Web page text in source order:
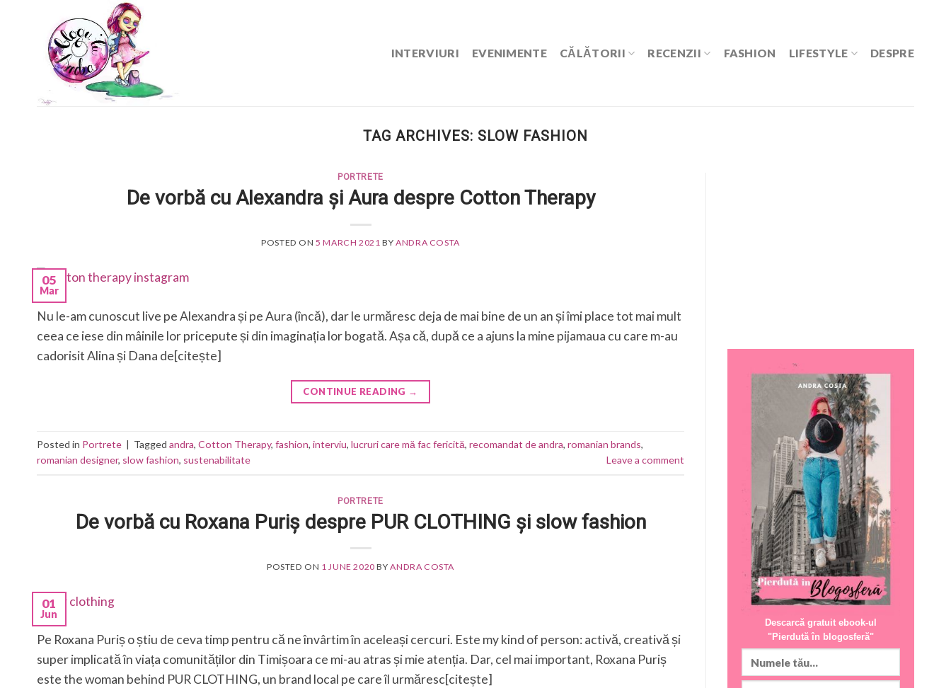
INTERVIURI EVENIMENTE CĂLĂTORII RECENZII FASHION LIFESTYLE DESPRE
TAG ARCHIVES: SLOW FASHION
PORTRETE
De vorbă cu Alexandra și Aura despre Cotton Therapy
POSTED ON5 MARCH 2021 BYANDRA COSTA
05
Mar
Nu le-am cunoscut live pe Alexandra și pe Aura (încă), dar le urmăresc deja de mai bine de un an și îmi place tot mai mult
ceea ce iese din mâinile lor pricepute și din imaginația lor bogată. Așa că, după ce a ajuns la mine pijamaua cu care m-au
cadorisit Alina și Dana de[citește]
CONTINUE READING →
Posted in Portrete | Tagged andra, Cotton Therapy, fashion, interviu, lucruri care mă fac fericită, recomandat de andra, romanian brands,
romanian designer, slow fashion, sustenabilitate Leave a comment
PORTRETE
De vorbă cu Roxana Puriș despre PUR CLOTHING și slow fashion
POSTED ON 1 JUNE 2020 BYANDRA COSTA
01
Jun
Pe Roxana Puriș o știu de ceva timp pentru că ne învârtim în aceleași cercuri. Este my kind of person: activă, creativă și
super implicată în viața comunităților din Timișoara ce mi-au atras și mie atenția. Dar, cel mai important, Roxana Puriș
este the woman behind PUR CLOTHING, un brand local pe care îl urmăresc[citește]
Descarcă gratuit ebook-ul
"Pierdută în blogosferă"